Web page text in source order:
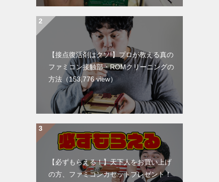
【接点復活剤はクソ!】プロが教える真の
ファミコン接触部・ROMクリーニングの
方法（153,776 view）
【必ずもらえる！】天下人をお買い上げ
の方、ファミコンカセットプレゼント！